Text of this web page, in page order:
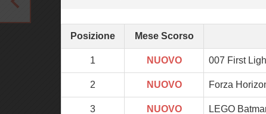
Posizione Mese Scorso
1 NUOVO 007 First
2 NUOVO Forza
3 NUOVO LEGO